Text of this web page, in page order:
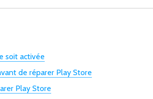
soit activée
de réparer Play Store
Play Store